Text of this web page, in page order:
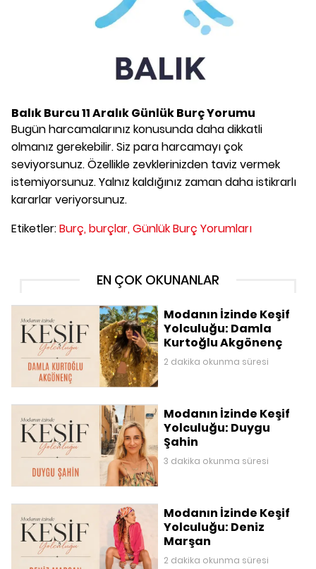
Balık Burcu11 AralıkGünlük Burç Yorumu
Bugün harcamalarınız konusunda daha dikkatli
olmanız gerekebilir. Siz para harcamayı çok
seviyorsunuz. Özellikle zevklerinizden taviz vermek
istemiyorsunuz. Yalnız kaldığınız zaman daha istikrarlı
kararlar veriyorsunuz.
Etiketler:Burç,burçlar,Günlük Burç Yorumları
EN ÇOK OKUNANLAR
Modanın İzinde Keşif
Yolculuğu: Damla
Kurtoğlu Akgönenç
2 dakika okunma süresi
Modanın İzinde Keşif
Yolculuğu: Duygu
Şahin
3 dakika okunma süresi
Modanın İzinde Keşif
Yolculuğu: Deniz
Marşan
2 dakika okunma süresi